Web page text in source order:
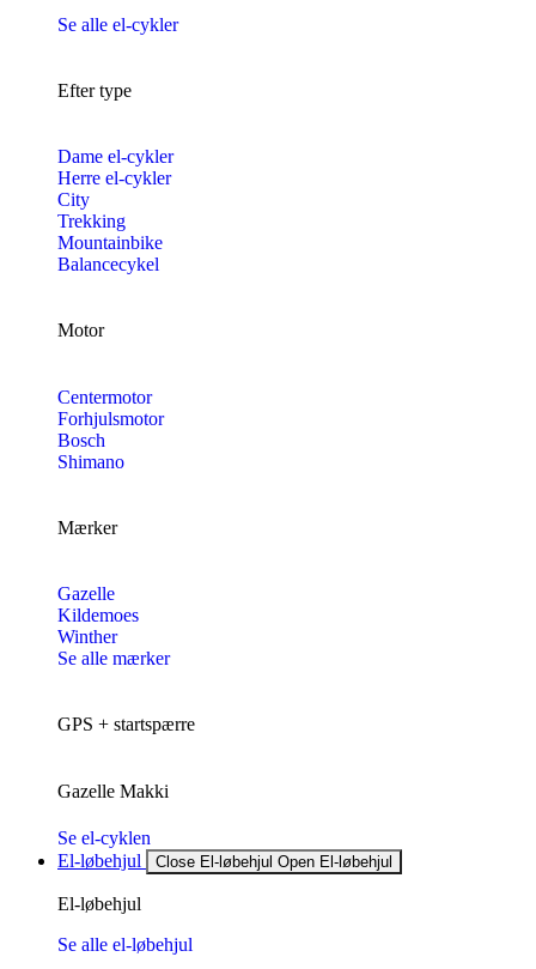
Se alle el-cykler
Efter type
Dame el-cykler
Herre el-cykler
City
Trekking
Mountainbike
Balancecykel
Motor
Centermotor
Forhjulsmotor
Bosch
Shimano
Mærker
Gazelle
Kildemoes
Winther
Se alle mærker
GPS + startspærre
Gazelle Makki
Se el-cyklen
El-løbehjul
Close El-løbehjul Open El-løbehjul
El-løbehjul
Se alle el-løbehjul